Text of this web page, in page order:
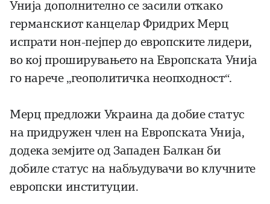
Унија дополнително се засили откако
германскиот канцелар Фридрих Мерц
испрати нон-пејпер до европските лидери,
во кој проширувањето на Европската Унија
го нарече „геополитичка неопходност“.
Мерц предложи Украина да добие статус
на придружен член на Европската Унија,
додека земјите од Западен Балкан би
добиле статус на набљудувачи во клучните
европски институции.